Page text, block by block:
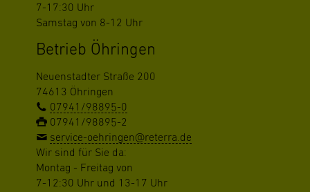
7-17:30 Uhr
Samstag von 8-12 Uhr
Betrieb Öhringen
Neuenstadter Straße 200
74613 Öhringen
07941/98895-0
07941/98895-2
service-oehringen@reterra.de
Wir sind für Sie da:
Montag - Freitag von
7-12:30 Uhr und 13-17 Uhr